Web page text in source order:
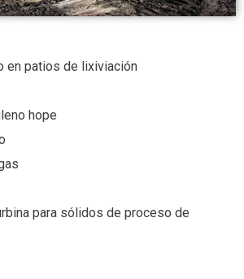
en patios de lixiviación
hope
para sólidos de proceso de